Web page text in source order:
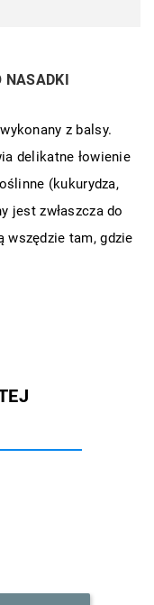
NASADKI
z balsy.
delikatne łowienie
(kukurydza,
jest zwłaszcza do
wszędzie tam, gdzie